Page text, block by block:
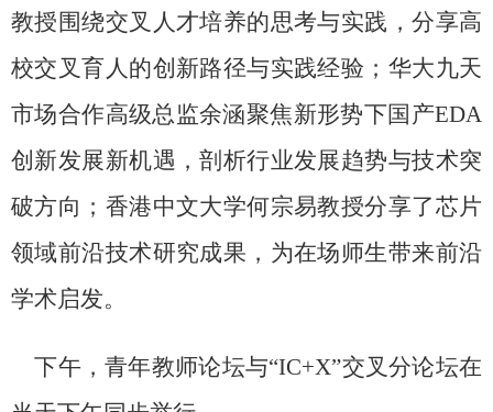
教授围绕交叉人才培养的思考与实践，分享高
校交叉育人的创新路径与实践经验；华大九天
市场合作高级总监余涵聚焦新形势下国产EDA
创新发展新机遇，剖析行业发展趋势与技术突
破方向；香港中文大学何宗易教授分享了芯片
领域前沿技术研究成果，为在场师生带来前沿
学术启发。
下午，青年教师论坛与“IC+X”交叉分论坛在